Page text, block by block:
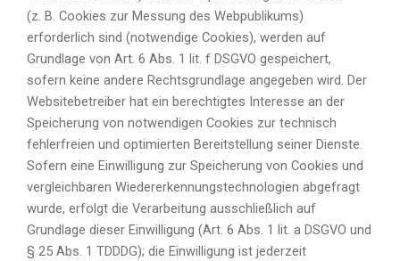
(z. B. Cookies zur Messung des Webpublikums)
erforderlich sind (notwendige Cookies), werden auf
Grundlage von Art. 6 Abs. 1 lit. f DSGVO gespeichert,
sofern keine andere Rechtsgrundlage angegeben wird. Der
Websitebetreiber hat ein berechtigtes Interesse an der
Speicherung von notwendigen Cookies zur technisch
fehlerfreien und optimierten Bereitstellung seiner Dienste.
Sofern eine Einwilligung zur Speicherung von Cookies und
vergleichbaren Wiedererkennungstechnologien abgefragt
wurde, erfolgt die Verarbeitung ausschließlich auf
Grundlage dieser Einwilligung (Art. 6 Abs. 1 lit. a DSGVO und
§ 25 Abs. 1 TDDDG); die Einwilligung ist jederzeit